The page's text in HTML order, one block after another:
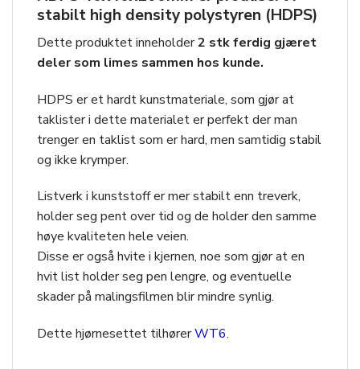
stabilt high density polystyren (HDPS)
Dette produktet inneholder2 stk ferdig gjæret
deler som limes sammen hos kunde.
HDPS er et hardt kunstmateriale, som gjør at
taklister i dette materialet er perfekt der man
trenger en taklist som er hard, men samtidig stabil
og ikke krymper.
Listverk i kunststoff er mer stabilt enn treverk,
holder seg pent over tid og de holder den samme
høye kvaliteten hele veien.
Disse er også hvite i kjernen, noe som gjør at en
hvit list holder seg pen lengre, og eventuelle
skader på malingsfilmen blir mindre synlig.
Dette hjørnesettet tilhørerWT6.